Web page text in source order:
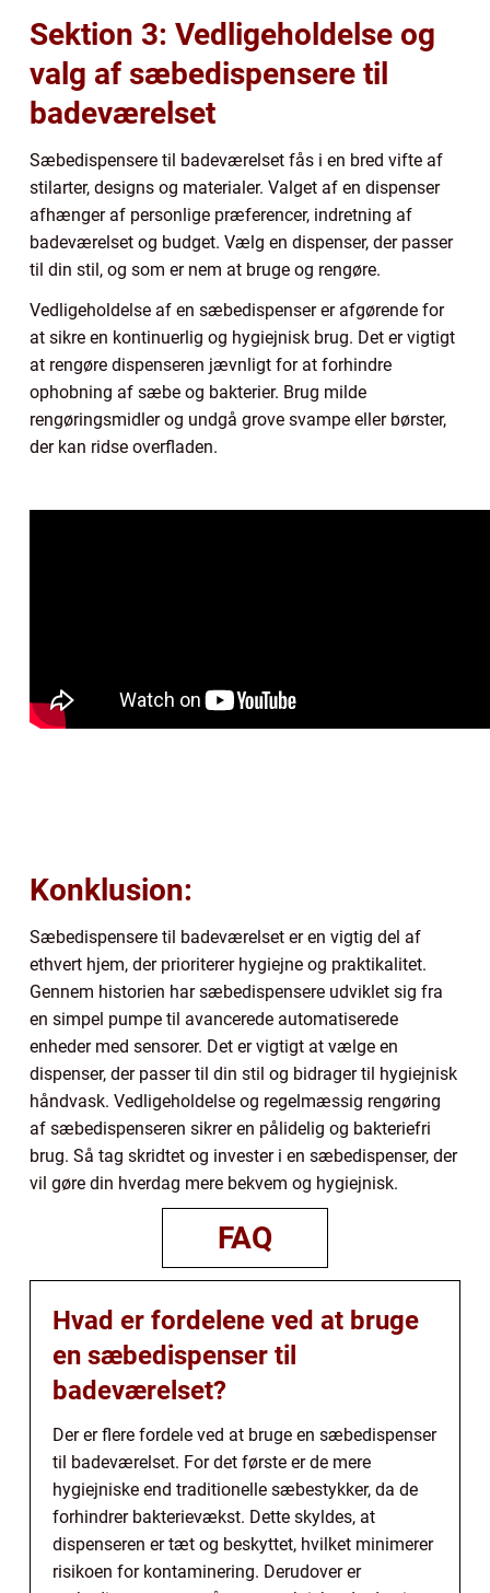
Sektion 3: Vedligeholdelse og
valg af sæbedispensere til
badeværelset
Sæbedispensere til badeværelset fås i en bred vifte af
stilarter, designs og materialer. Valget af en dispenser
afhænger af personlige præferencer, indretning af
badeværelset og budget. Vælg en dispenser, der passer
til din stil, og som er nem at bruge og rengøre.
Vedligeholdelse af en sæbedispenser er afgørende for
at sikre en kontinuerlig og hygiejnisk brug. Det er vigtigt
at rengøre dispenseren jævnligt for at forhindre
ophobning af sæbe og bakterier. Brug milde
rengøringsmidler og undgå grove svampe eller børster,
der kan ridse overfladen.
Konklusion:
Sæbedispensere til badeværelset er en vigtig del af
ethvert hjem, der prioriterer hygiejne og praktikalitet.
Gennem historien har sæbedispensere udviklet sig fra
en simpel pumpe til avancerede automatiserede
enheder med sensorer. Det er vigtigt at vælge en
dispenser, der passer til din stil og bidrager til hygiejnisk
håndvask. Vedligeholdelse og regelmæssig rengøring
af sæbedispenseren sikrer en pålidelig og bakteriefri
brug. Så tag skridtet og invester i en sæbedispenser, der
vil gøre din hverdag mere bekvem og hygiejnisk.
FAQ
Hvad er fordelene ved at bruge
en sæbedispenser til
badeværelset?
Der er flere fordele ved at bruge en sæbedispenser
til badeværelset. For det første er de mere
hygiejniske end traditionelle sæbestykker, da de
forhindrer bakterievækst. Dette skyldes, at
dispenseren er tæt og beskyttet, hvilket minimerer
risikoen for kontaminering. Derudover er